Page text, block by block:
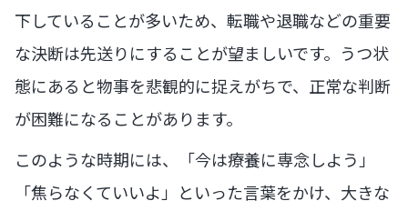
下していることが多いため、転職や退職などの重要
な決断は先送りにすることが望ましいです。うつ状
態にあると物事を悲観的に捉えがちで、正常な判断
が困難になることがあります。
このような時期には、「今は療養に専念しよう」
「焦らなくていいよ」といった言葉をかけ、大きな